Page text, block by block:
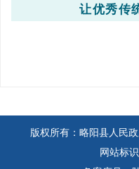
让优秀传
版权所有：略阳县人民
网站标